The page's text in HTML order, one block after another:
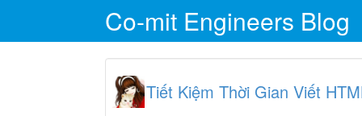
Co-mit Engineers Blog
Tiết Kiệm Thời Gian Viết